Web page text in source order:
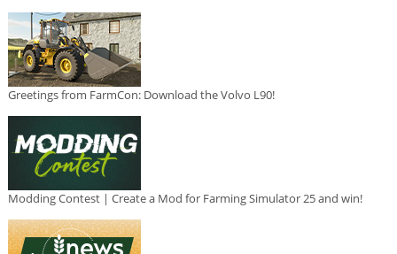
Greetings from FarmCon: Download the Volvo L90!
Modding Contest | Create a Mod for Farming Simulator 25 and win!